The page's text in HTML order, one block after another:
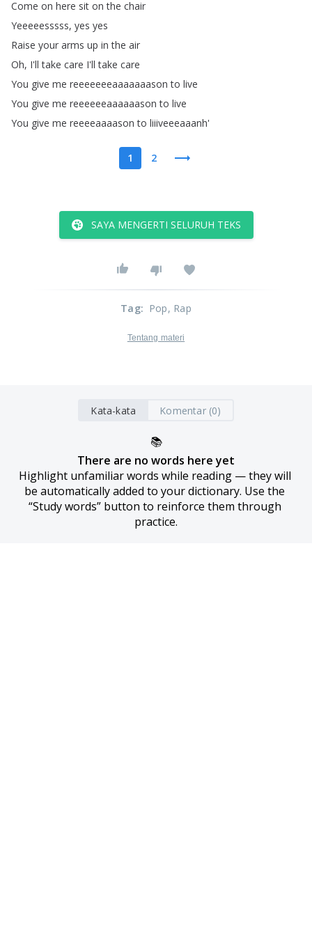
Come on here sit on the chair
Yeeeeesssss, yes yes
Raise your arms up in the air
Oh, I'll take care I'll take care
You give me reeeeeeeaaaaaaason to live
You give me reeeeeeaaaaaason to live
You give me reeeeaaaason to liiiveeeaaanh'
1 2
SAYA MENGERTI SELURUH TEKS
Tag: Pop, Rap
Tentang materi
Kata-kata Komentar (0)
📚
There are no words here yet
Highlight unfamiliar words while reading — they will
be automatically added to your dictionary. Use the
“Study words” button to reinforce them through
practice.